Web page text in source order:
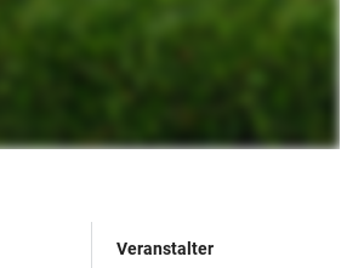
Veranstalter